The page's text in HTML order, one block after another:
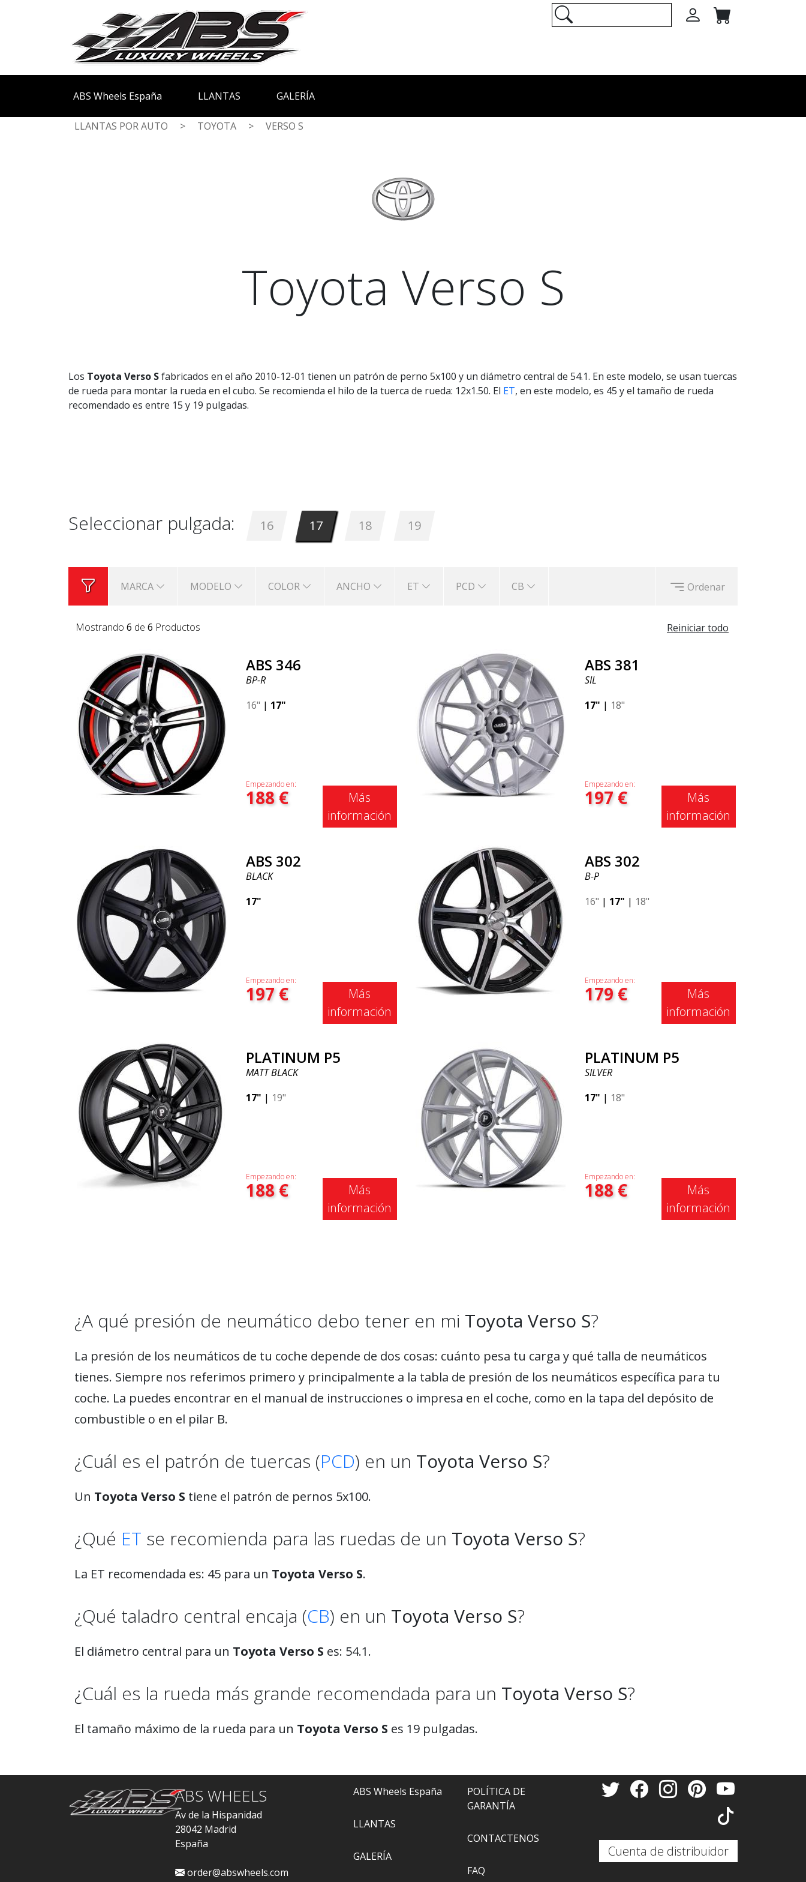
ABS Wheels España LLANTAS GALERÍA
LLANTAS POR AUTO > TOYOTA > VERSO S
Toyota Verso S
Los Toyota Verso Sfabricados en el año 2010-12-01 tienen un patrón de perno 5x100 y un diámetro central de 54.1. En este modelo, se usan tuercas
de rueda para montar la rueda en el cubo. Se recomienda el hilo de la tuerca de rueda: 12x1.50. El ET, en este modelo, es 45 y el tamaño de rueda
recomendado es entre 15 y 19 pulgadas.
Seleccionar pulgada: 16 17 18 19
MARCA MODELO COLOR ANCHO ET PCD CB Ordenar
Reiniciar todo
Mostrando 6 de 6 Productos
ABS 346
BP-R
16" | 17"
Empezando en:
188€
Más
información
ABS 381
SIL
17" | 18"
Empezando en:
197€
Más
información
ABS 302
BLACK
17"
Empezando en:
197€
Más
información
ABS 302
B-P
16" | 17" | 18"
Empezando en:
179€
Más
información
PLATINUM P5
MATT BLACK
17" | 19"
Empezando en:
188€
Más
información
PLATINUM P5
SILVER
17" | 18"
Empezando en:
188€
Más
información
¿A qué presión de neumático debo tener en mi Toyota Verso S?
La presión de los neumáticos de tu coche depende de dos cosas: cuánto pesa tu carga y qué talla de neumáticos
tienes. Siempre nos referimos primero y principalmente a la tabla de presión de los neumáticos específica para tu
coche. La puedes encontrar en el manual de instrucciones o impresa en el coche, como en la tapa del depósito de
combustible o en el pilar B.
¿Cuál es el patrón de tuercas (PCD) en un Toyota Verso S?
Un Toyota Verso S tiene el patrón de pernos 5x100.
¿Qué ET se recomienda para las ruedas de un Toyota Verso S?
La ET recomendada es: 45 para un Toyota Verso S.
¿Qué taladro central encaja (CB) en un Toyota Verso S?
El diámetro central para un Toyota Verso S es: 54.1.
¿Cuál es la rueda más grande recomendada para un Toyota Verso S?
El tamaño máximo de la rueda para un Toyota Verso S es 19 pulgadas.
ABS WHEELS
Av de la Hispanidad
28042 Madrid
España
order@abswheels.com
ABS Wheels España
LLANTAS
GALERÍA
POLÍTICA DE
GARANTÍA
CONTACTENOS
FAQ
Cuenta de distribuidor